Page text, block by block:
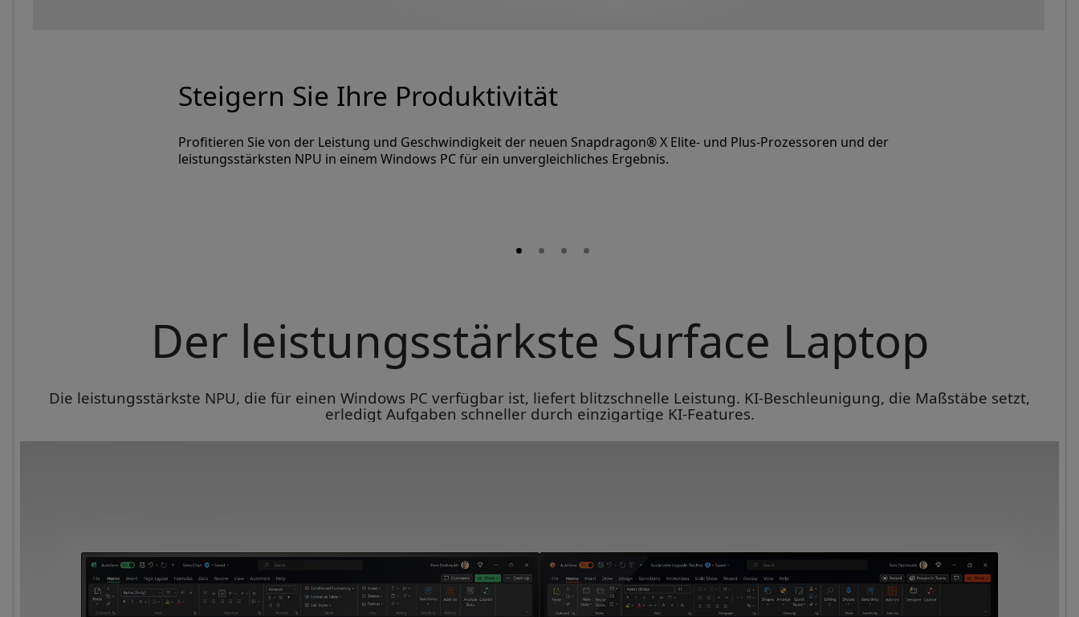
Rekapitulieren Sie im Handumdrehen
Durchsuchen Sie Ihre Inhalte, damit Sie bei Projekten schneller wieder einsteigen können. Und entdecken Sie weitere
fortschrittliche KI-Features, die Ihre Produktivität steigern.2
Der leistungsstärkste Surface Laptop
Die leistungsstärkste NPU, die für einen Windows PC verfügbar ist, liefert blitzschnelle Leistung. KI-Beschleunigung, die Maßstäbe setzt,
erledigt Aufgaben schneller durch einzigartige KI-Features.